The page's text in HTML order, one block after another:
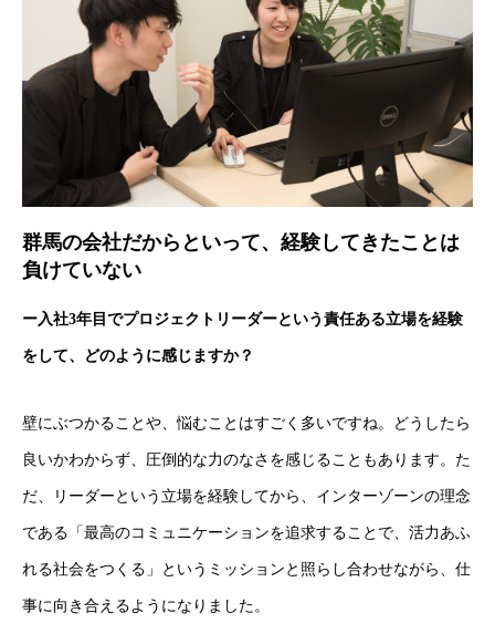
群馬の会社だからといって、経験してきたことは
負けていない
ー入社3年目でプロジェクトリーダーという責任ある立場を経験
をして、どのように感じますか？
壁にぶつかることや、悩むことはすごく多いですね。どうしたら
良いかわからず、圧倒的な力のなさを感じることもあります。た
だ、リーダーという立場を経験してから、インターゾーンの理念
である「最高のコミュニケーションを追求することで、活力あふ
れる社会をつくる」というミッションと照らし合わせながら、仕
事に向き合えるようになりました。